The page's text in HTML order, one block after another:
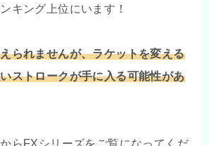
キング上位にいます！
られませんが、ラケットを変える
ストロークが手に入る可能性があ